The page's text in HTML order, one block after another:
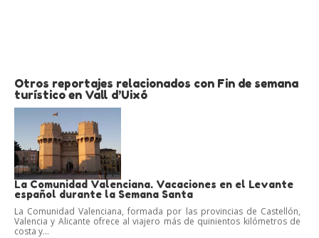
Otros reportajes relacionados con Fin de semana
turístico en Vall d’Uixó
La Comunidad Valenciana. Vacaciones en el Levante
español durante la Semana Santa
La Comunidad Valenciana, formada por las provincias de Castellón,
Valencia y Alicante ofrece al viajero más de quinientos kilómetros de
costa y...